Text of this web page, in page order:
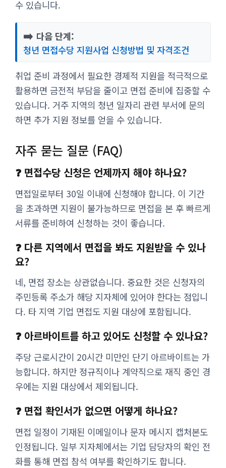
수 있습니다.
➡️ 다음 단계:
청년 면접수당 지원사업 신청방법 및 자격조건
취업 준비 과정에서 필요한 경제적 지원을 적극적으로
활용하면 금전적 부담을 줄이고 면접 준비에 집중할 수
있습니다. 거주 지역의 청년 일자리 관련 부서에 문의
하면 추가 지원 정보를 얻을 수 있습니다.
자주 묻는 질문 (FAQ)
❓ 면접수당 신청은 언제까지 해야 하나요?
면접일로부터 30일 이내에 신청해야 합니다. 이 기간
을 초과하면 지원이 불가능하므로 면접을 본 후 빠르게
서류를 준비하여 신청하는 것이 좋습니다.
❓ 다른 지역에서 면접을 봐도 지원받을 수 있나
요?
네, 면접 장소는 상관없습니다. 중요한 것은 신청자의
주민등록 주소가 해당 지자체에 있어야 한다는 점입니
다. 타 지역 기업 면접도 지원 대상에 포함됩니다.
❓ 아르바이트를 하고 있어도 신청할 수 있나요?
주당 근로시간이 20시간 미만인 단기 아르바이트는 가
능합니다. 하지만 정규직이나 계약직으로 재직 중인 경
우에는 지원 대상에서 제외됩니다.
❓ 면접 확인서가 없으면 어떻게 하나요?
면접 일정이 기재된 이메일이나 문자 메시지 캡처본도
인정됩니다. 일부 지자체에서는 기업 담당자의 확인 전
화를 통해 면접 참석 여부를 확인하기도 합니다.